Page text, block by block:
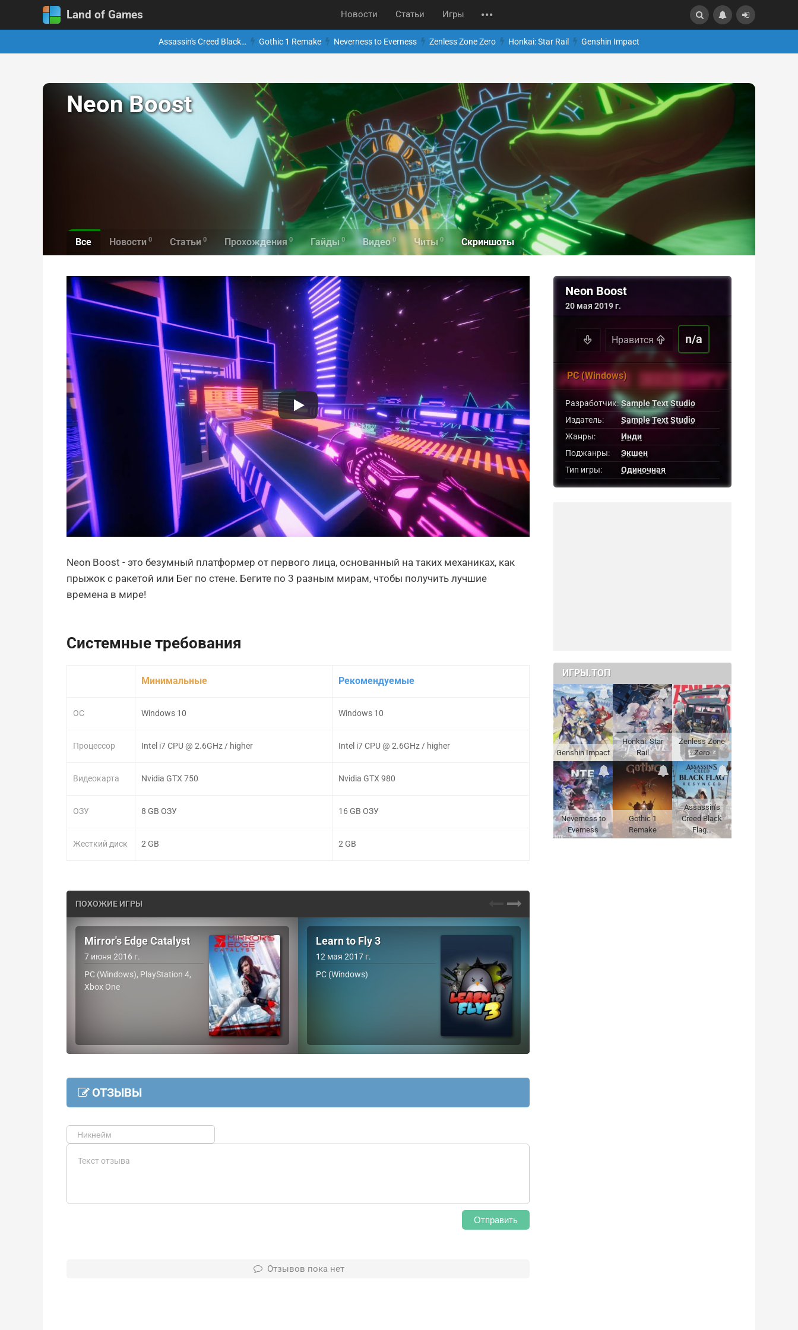
Land of Games Новости Статьи Игры
Assassin's Creed Black… Gothic 1 Remake Neverness to Everness Zenless Zone Zero Honkai: Star Rail Genshin Impact
Neon Boost
Все Новости 0 Статьи 0 Прохождения 0 Гайды 0 Видео 0 Читы 0 Скриншоты
Neon Boost - это безумный платформер от первого лица, основанный на таких механиках, как
прыжок с ракетой или Бег по стене. Бегите по 3 разным мирам, чтобы получить лучшие
времена в мире!
Системные требования
ОС
Процессор
Видеокарта
ОЗУ
Жесткий диск
Минимальные
Windows 10
Intel i7 CPU @ 2.6GHz / higher
Nvidia GTX 750
8 GB ОЗУ
2 GB
Рекомендуемые
Windows 10
Intel i7 CPU @ 2.6GHz / higher
Nvidia GTX 980
16 GB ОЗУ
2 GB
ПОХОЖИЕ ИГРЫ
Mirror's Edge Catalyst
7 июня 2016 г.
PC (Windows), PlayStation 4,
Xbox One
Learn to Fly 3
12 мая 2017 г.
PC (Windows)
ОТЗЫВЫ
Отправить
Отзывов пока нет
Neon Boost
20 мая 2019 г.
Нравится n/a
PC (Windows)
Разработчик: Sample Text Studio
Издатель:
Sample Text Studio
Жанры:
Инди
Поджанры:
Экшен
Тип игры:
Одиночная
ИГРЫ.ТОП
Genshin Impact
Honkai: Star
Rail
Zenless Zone
Zero
Neverness to
Everness
Gothic 1
Remake
Assassin's
Creed Black
Flag…